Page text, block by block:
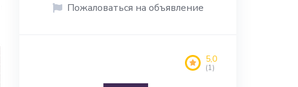
Пожаловаться на объявление
5,0
(1)